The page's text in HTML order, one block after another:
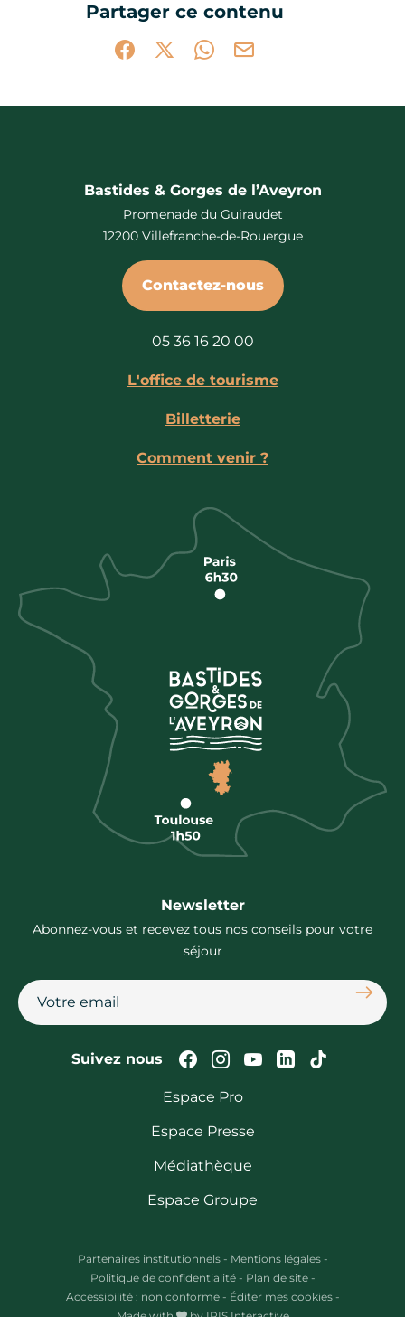
Partager ce contenu
Partager sur Facebook (nouvelle
Partager sur X / Twitter (nouvelle
Partager sur WhatsApp
Partager par mail
Bastides & Gorges de l’Aveyron
Promenade du Guiraudet
12200 Villefranche-de-Rouergue
Contactez-nous
05 36 16 20 00
L'office de tourisme
Billetterie
Comment venir ?
Newsletter
Abonnez-vous et recevez tous nos conseils pour votre
séjour
Suivez nous Suivez-nous sur
Suivez-nous sur
Suivez-nous
Suivez-Suivez-
Espace Pro
Espace Presse
Médiathèque
Espace Groupe
Partenaires institutionnels - Mentions légales -
Politique de confidentialité - Plan de site -
Accessibilité : non conforme - Éditer mes cookies -